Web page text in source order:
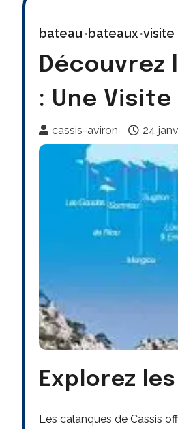
bateau bateaux visite
Découvrez
: Une
cassis-aviron 24
Explorez
Les calanques de Cassis